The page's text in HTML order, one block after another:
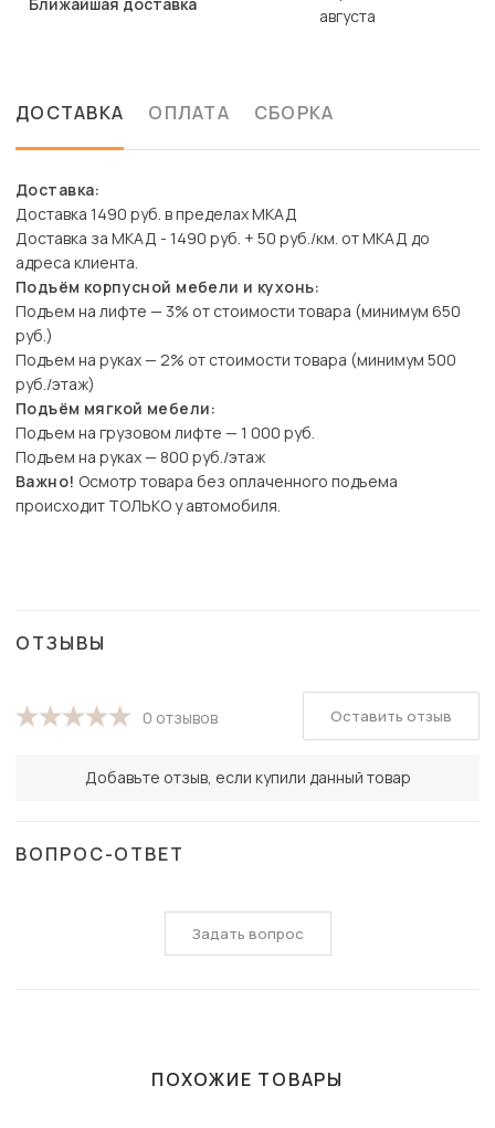
августа
ДОСТАВКА ОПЛАТА СБОРКА
Доставка:
Доставка 1490 руб. в пределах МКАД
Доставка за МКАД - 1490 руб. + 50 руб./км. от МКАД до
адреса клиента.
Подъём корпусной мебели и кухонь:
Подъем на лифте — 3% от стоимости товара (минимум 650
руб.)
Подъем на руках — 2% от стоимости товара (минимум 500
руб./этаж)
Подъём мягкой мебели:
Подъем на грузовом лифте — 1 000 руб.
Подъем на руках — 800 руб./этаж
Важно! Осмотр товара без оплаченного подъема
происходит ТОЛЬКО у автомобиля.
ОТЗЫВЫ
0 отзывов
Добавьте отзыв, если купили данный товар
Оставить отзыв
ВОПРОС-ОТВЕТ
Задать вопрос
ПОХОЖИЕ ТОВАРЫ